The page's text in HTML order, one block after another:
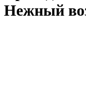
Нежный